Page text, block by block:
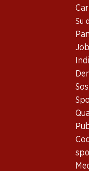
Su
Buono a